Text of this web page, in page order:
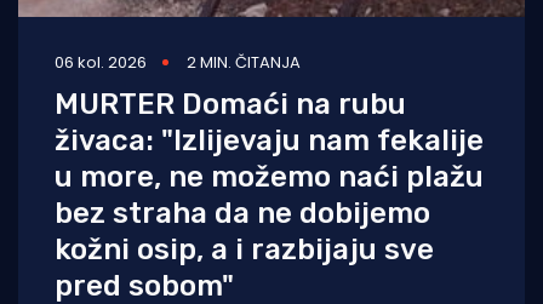
06 kol. 2026 2 MIN. ČITANJA
MURTER Domaći na rubu
živaca: "Izlijevaju nam fekalije
u more, ne možemo naći plažu
bez straha da ne dobijemo
kožni osip, a i razbijaju sve
pred sobom"